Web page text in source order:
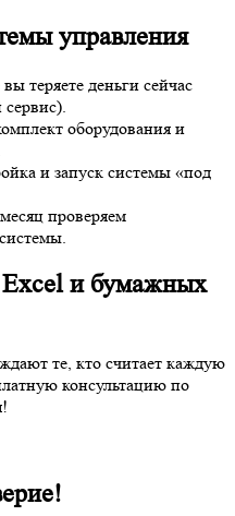
управления
теряете деньги сейчас
оборудования и
и запуск системы «под
проверяем
Excel и бумажных
те, кто считает каждую
консультацию по